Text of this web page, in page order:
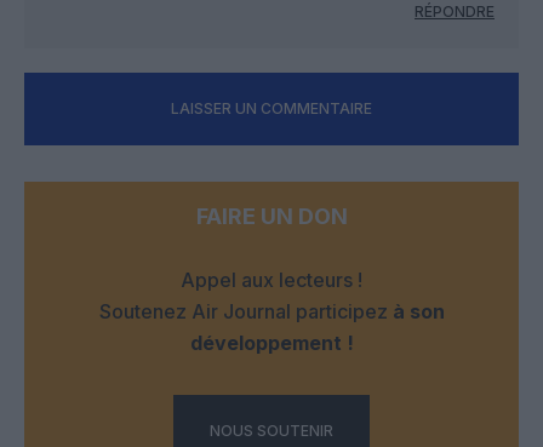
RÉPONDRE
LAISSER UN COMMENTAIRE
FAIRE UN DON
Appel aux lecteurs !
Soutenez Air Journal participez à son
développement !
NOUS SOUTENIR